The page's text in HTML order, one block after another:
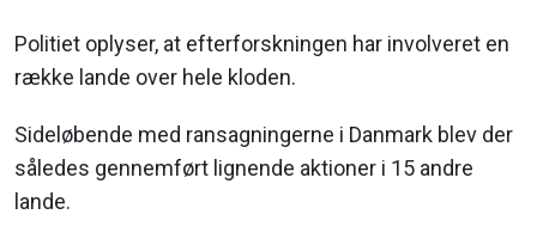
Politiet oplyser, at efterforskningen har involveret en
række lande over hele kloden.
Sideløbende med ransagningerne i Danmark blev der
således gennemført lignende aktioner i 15 andre
lande.